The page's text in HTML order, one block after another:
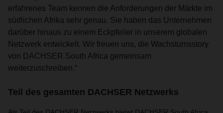
erfahrenes Team kennen die Anforderungen der Märkte im
südlichen Afrika sehr genau. Sie haben das Unternehmen
darüber hinaus zu einem Eckpfeiler in unserem globalen
Netzwerk entwickelt. Wir freuen uns, die Wachstumsstory
von DACHSER South Africa gemeinsam
weiterzuschreiben.“
Teil des gesamten DACHSER Netzwerks